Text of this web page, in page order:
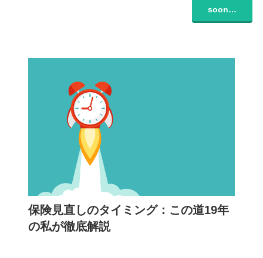
soon…
保険見直しのタイミング：この道19年
の私が徹底解説